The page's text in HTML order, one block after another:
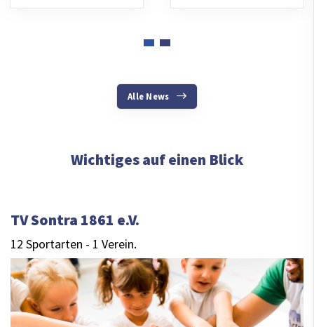
Alle News
Wichtiges auf einen Blick
TV Sontra 1861 e.V.
12 Sportarten - 1 Verein.